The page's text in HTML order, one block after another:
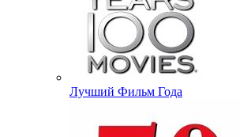
Лучший Фильм Года